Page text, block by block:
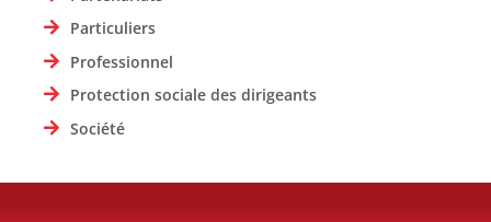
Particuliers
Professionnel
Protection sociale des dirigeants
Société